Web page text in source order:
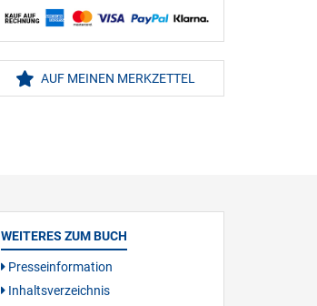
AUF MEINEN MERKZETTEL
WEITERES ZUM BUCH
Presseinformation
Inhaltsverzeichnis